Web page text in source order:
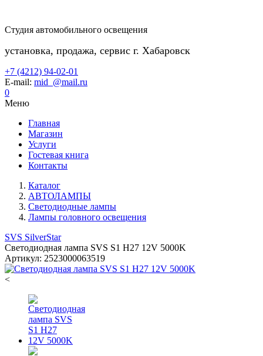
Студия автомобильного освещения
установка, продажа, сервис г. Хабаровск
+7 (4212) 94-02-01
E-mail: mid_@mail.ru
0
Меню
Главная
Магазин
Услуги
Гостевая книга
Контакты
Каталог
АВТОЛАМПЫ
Светодиодные лампы
Лампы головного освещения
SVS SilverStar
Светодиодная лампа SVS S1 H27 12V 5000K
Артикул: 2523000063519
<